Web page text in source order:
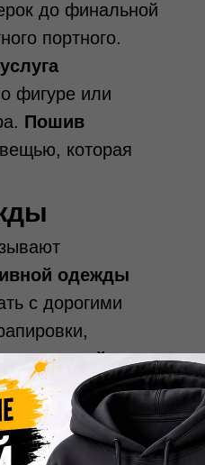
до финальной
портного.
фигуре или
Пошив
которая
одежды
с дорогими
кто хочет